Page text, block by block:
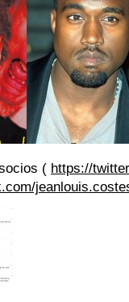
( https://